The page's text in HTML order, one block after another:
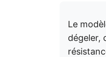
Le
dégeler,